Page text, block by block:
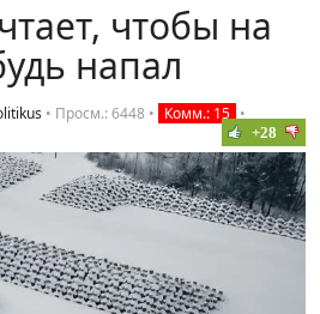
чтобы на
напал
• Просм.: 6448 • Комм.: 15 •
+28